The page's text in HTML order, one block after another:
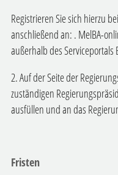
Registrieren Sie sich hierzu bei
anschließend an: . MelBA-
außerhalb des
2. Auf der Seite der
zuständigen
ausfüllen und an das
Fristen